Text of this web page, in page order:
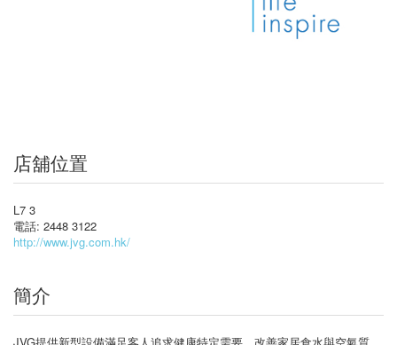
店舖位置
L7 3
電話: 2448 3122
http://www.jvg.com.hk/
簡介